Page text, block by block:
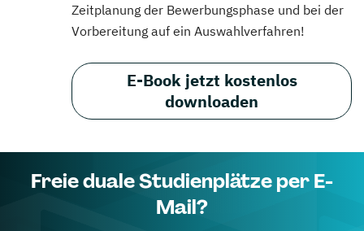
Zeitplanung der Bewerbungsphase und bei der
Vorbereitung auf ein Auswahlverfahren!
E-Book jetzt kostenlos
downloaden
Freie duale Studienplätze per E-
Mail?